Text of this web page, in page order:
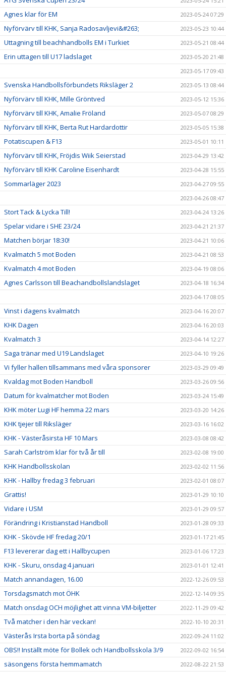
Agnes klar för EM 2023-05-24 07:29
Nyförvärv till KHK, Sanja Radosavljevi&#263; 2023-05-23 10:44
Uttagning till beachhandbolls EM i Turkiet 2023-05-21 08:44
Erin uttagen till U17 ladslaget
2023-05-20 21:48
2023-05-17 09:43
Svenska Handbollsförbundets Riksläger 2 2023-05-13 08:44
Nyförvärv till KHK, Mille Gröntved 2023-05-12 15:36
Nyförvärv till KHK, Amalie Fröland 2023-05-07 08:29
Nyförvärv till KHK, Berta Rut Hardardottir 2023-05-05 15:38
Potatiscupen & F13 2023-05-01 10:11
Nyförvärv till KHK, Fröjdis Wiik Seierstad 2023-04-29 13:42
Nyförvärv till KHK Caroline Eisenhardt 2023-04-28 15:55
Sommarläger 2023
2023-04-27 09:55
2023-04-26 08:47
Stort Tack & Lycka Till! 2023-04-24 13:26
Spelar vidare i SHE 23/24 2023-04-21 21:37
Matchen börjar 18:30! 2023-04-21 10:06
Kvalmatch 5 mot Boden 2023-04-21 08:53
Kvalmatch 4 mot Boden 2023-04-19 08:06
Agnes Carlsson till Beachandbollslandslaget
2023-04-18 16:34
2023-04-17 08:05
Vinst i dagens kvalmatch 2023-04-16 20:07
KHK Dagen 2023-04-16 20:03
Kvalmatch 3 2023-04-14 12:27
Saga tränar med U19 Landslaget 2023-04-10 19:26
Vi fyller hallen tillsammans med våra sponsorer 2023-03-29 09:49
Kvaldag mot Boden Handboll 2023-03-26 09:56
Datum för kvalmatcher mot Boden 2023-03-24 15:49
KHK möter Lugi HF hemma 22 mars 2023-03-20 14:26
KHK tjejer till Riksläger 2023-03-16 16:02
KHK - Västeråsirsta HF 10 Mars 2023-03-08 08:42
Sarah Carlström klar för två år till 2023-02-08 19:00
KHK Handbollsskolan 2023-02-02 11:56
KHK - Hallby fredag 3 februari 2023-02-01 08:07
Grattis! 2023-01-29 10:10
Vidare i USM 2023-01-29 09:57
Förändring i Kristianstad Handboll 2023-01-28 09:33
KHK - Skövde HF fredag 20/1 2023-01-17 21:45
F13 levererar dag ett i Hallbycupen 2023-01-06 17:23
KHK - Skuru, onsdag 4 januari 2023-01-01 12:41
Match annandagen, 16.00 2022-12-26 09:53
Torsdagsmatch mot ÖHK 2022-12-14 09:35
Match onsdag OCH möjlighet att vinna VM-biljetter 2022-11-29 09:42
Två matcher i den här veckan! 2022-10-10 20:31
Västerås Irsta borta på söndag 2022-09-24 11:02
OBS!! Inställt möte för Bollek och Handbollsskola 3/9 2022-09-02 16:54
säsongens första hemmamatch 2022-08-22 21:53